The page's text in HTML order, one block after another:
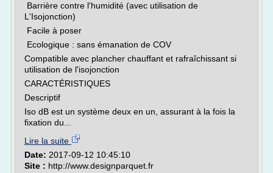
Barrière contre l'humidité (avec utilisation de
L'Isojonction)
Facile à poser
Ecologique : sans émanation de COV
Compatible avec plancher chauffant et rafraîchissant si
utilisation de l'isojonction
CARACTÉRISTIQUES
Descriptif
Iso dB est un système deux en un, assurant à la fois la
fixation du...
Lire la suite
Date: 2017-09-12 10:45:10
Site : http://www.designparquet.fr